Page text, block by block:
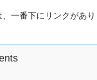
一番下にリンクがあ